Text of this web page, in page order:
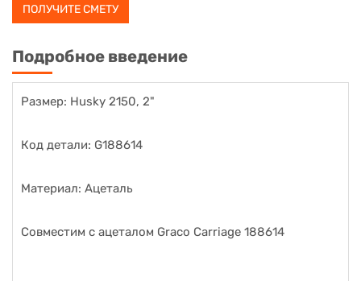
ПОЛУЧИТЕ СМЕТУ
Подробное введение
Размер: Husky 2150, 2"
Код детали: G188614
Материал: Ацеталь
Совместим с ацеталом Graco Carriage 188614